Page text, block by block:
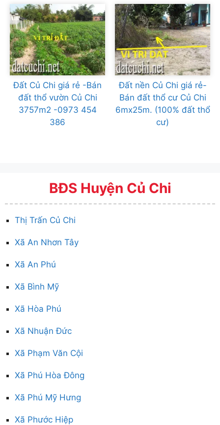
Đất Củ Chi giá rẻ -Bán
đất thổ vườn Củ Chi
3757m2 -0973 454
386
Đất nền Củ Chi giá rẻ-
Bán đất thổ cư Củ Chi
6mx25m. (100% đất thổ
cư)
BĐS Huyện Củ Chi
Thị Trấn Củ Chi
Xã An Nhơn Tây
Xã An Phú
Xã Bình Mỹ
Xã Hòa Phú
Xã Nhuận Đức
Xã Phạm Văn Cội
Xã Phú Hòa Đông
Xã Phú Mỹ Hưng
Xã Phước Hiệp